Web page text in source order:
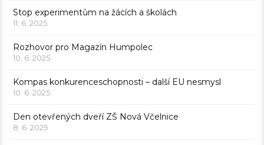
Stop experimentům na žácích a školách
11. 6. 2025
Rozhovor pro Magazín Humpolec
10. 6. 2025
Kompas konkurenceschopnosti – další EU nesmysl
10. 6. 2025
Den otevřených dveří ZŠ Nová Včelnice
8. 6. 2025